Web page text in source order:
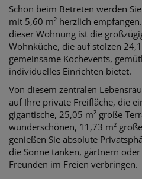
Schon beim Betreten werden
mit 5,60 m² herzlich
dieser Wohnung ist die
Wohnküche, die auf stolzen
gemeinsame Kochevents,
individuelles Einrichten bietet.
Von diesem zentralen
auf Ihre private Freifläche, die
gigantische, 25,05 m² große
wunderschönen, 11,73 m²
genießen Sie absolute
die Sonne tanken, gärtnern
Freunden im Freien verbringen.